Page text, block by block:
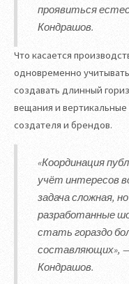
проявиться
Кондрашов.
Что касается
одновременно
создавать длинный
вещания и
создателя и брендов.
«Координация
учёт интересов
задача сложная,
разработанные
стать гораздо
составляющих»,
Кондрашов.